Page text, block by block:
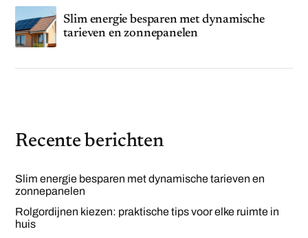
Slim energie besparen met dynamische
tarieven en zonnepanelen
Recente berichten
Slim energie besparen met dynamische tarieven en
zonnepanelen
Rolgordijnen kiezen: praktische tips voor elke ruimte in
huis